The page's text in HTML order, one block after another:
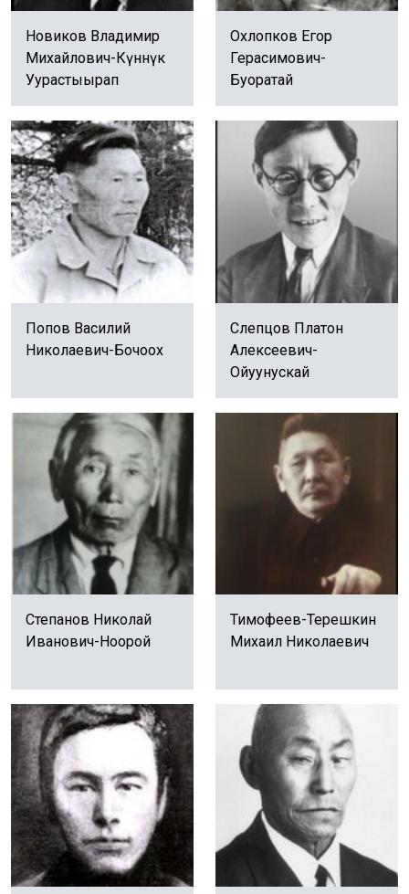
Новиков Владимир
Михайлович-Күннүк
Уурастыырап
Охлопков Егор
Герасимович-
Буоратай
Попов Василий
Николаевич-Бочоох
Слепцов Платон
Алексеевич-
Ойуунускай
Степанов Николай
Иванович-Ноорой
Тимофеев-Терешкин
Михаил Николаевич